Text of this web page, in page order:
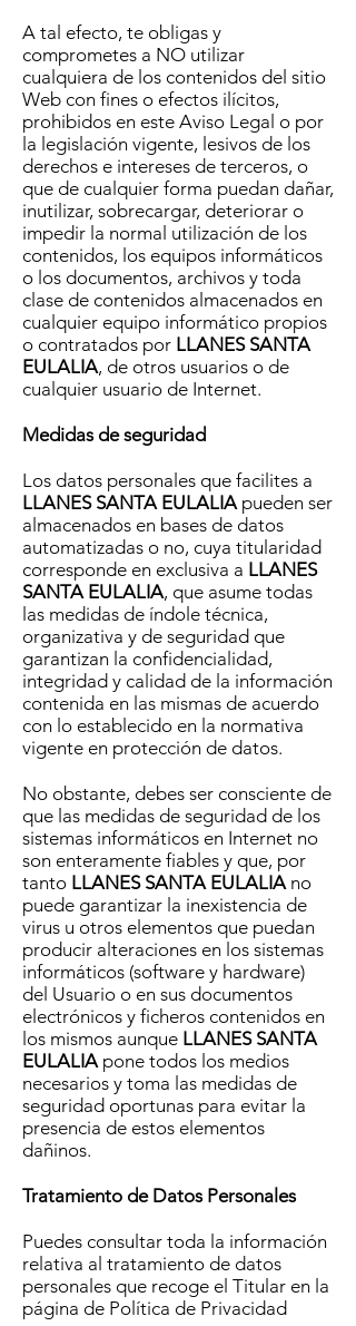
A tal efecto, te obligas y
comprometes a NO utilizar
cualquiera de los contenidos del sitio
Web con fines o efectos ilícitos,
prohibidos en este Aviso Legal o por
la legislación vigente, lesivos de los
derechos e intereses de terceros, o
que de cualquier forma puedan dañar,
inutilizar, sobrecargar, deteriorar o
impedir la normal utilización de los
contenidos, los equipos informáticos
o los documentos, archivos y toda
clase de contenidos almacenados en
cualquier equipo informático propios
o contratados por LLANES SANTA
EULALIA, de otros usuarios o de
cualquier usuario de Internet.
Medidas de seguridad
Los datos personales que facilites a
LLANES SANTA EULALIApueden ser
almacenados en bases de datos
automatizadas o no, cuya titularidad
corresponde en exclusiva a LLANES
SANTA EULALIA, que asume todas
las medidas de índole técnica,
organizativa y de seguridad que
garantizan la confidencialidad,
integridad y calidad de la información
contenida en las mismas de acuerdo
con lo establecido en la normativa
vigente en protección de datos.
No obstante, debes ser consciente de
que las medidas de seguridad de los
sistemas informáticos en Internet no
son enteramente fiables y que, por
tanto LLANES SANTA EULALIAno
puede garantizar la inexistencia de
virus u otros elementos que puedan
producir alteraciones en los sistemas
informáticos (software y hardware)
del Usuario o en sus documentos
electrónicos y ficheros contenidos en
los mismos aunque LLANES SANTA
EULALIApone todos los medios
necesarios y toma las medidas de
seguridad oportunas para evitar la
presencia de estos elementos
dañinos.
Tratamiento de Datos Personales
Puedes consultar toda la información
relativa al tratamiento de datos
personales que recoge el Titular en la
página de Política de Privacidad